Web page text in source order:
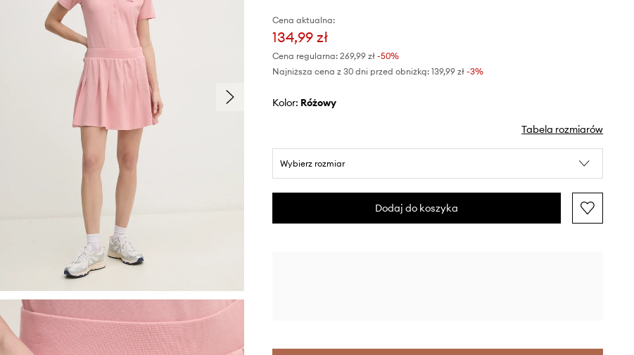
Cena aktualna:
134,99 zł
Cena regularna: 269,99 zł-50%
Najniższa cena z 30 dni przed obniżką: 139,99 zł -3%
Kolor: różowy
Tabela rozmiarów
Wybierz rozmiar
Dodaj do koszyka